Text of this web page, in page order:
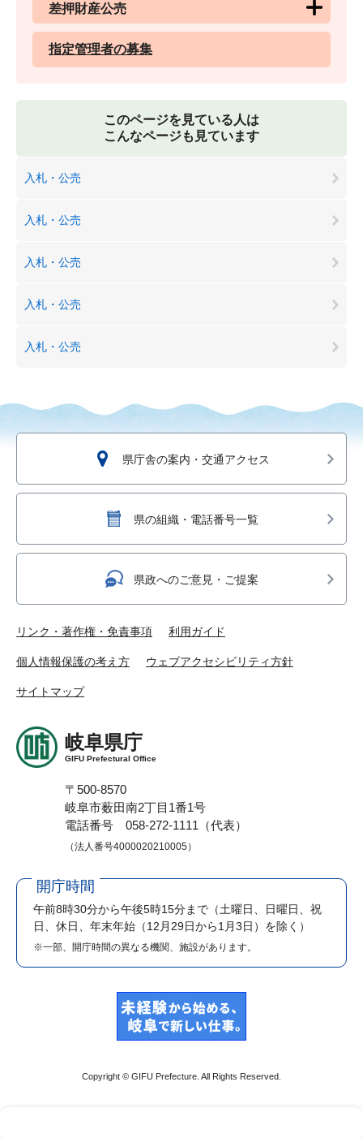
差押財産公売
指定管理者の募集
このページを見ている人は
こんなページも見ています
入札・公売
入札・公売
入札・公売
入札・公売
入札・公売
県庁舎の案内・交通アクセス
県の組織・電話番号一覧
県政へのご意見・ご提案
リンク・著作権・免責事項 利用ガイド
個人情報保護の考え方 ウェブアクセシビリティ方針
サイトマップ
岐阜県庁
GIFU Prefectural Office
〒500-8570
岐阜市薮田南2丁目1番1号
電話番号 058-272-1111（代表）
（法人番号4000020210005）
開庁時間
午前8時30分から午後5時15分まで （土曜日、日曜日、祝
日、休日、年末年始（12月29日から1月3日）を除く）
※一部、開庁時間の異なる機関、施設があります。
Copyright © GIFU Prefecture. All Rights Reserved.